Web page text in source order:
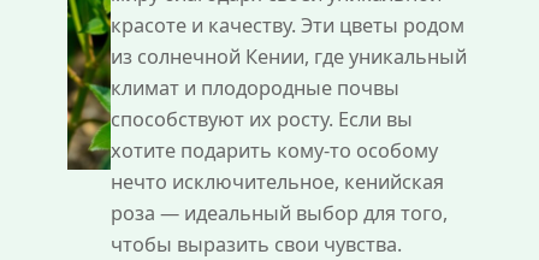
красоте и качеству. Эти цветы родом
из солнечной Кении, где уникальный
климат и плодородные почвы
способствуют их росту. Если вы
хотите подарить кому-то особому
нечто исключительное, кенийская
роза — идеальный выбор для того,
чтобы выразить свои чувства.